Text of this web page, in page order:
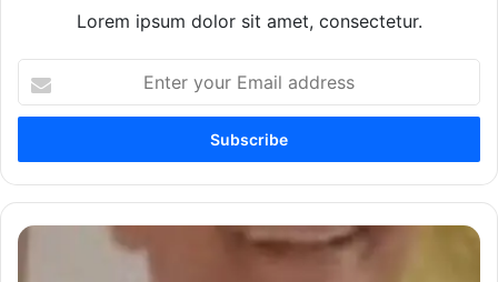
Lorem ipsum dolor sit amet, consectetur.
your
Email